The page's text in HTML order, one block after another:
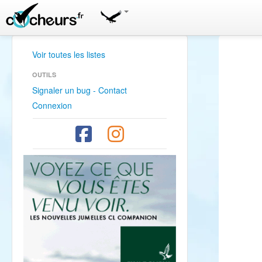
Voir toutes les listes
OUTILS
Signaler un bug - Contact
Connexion